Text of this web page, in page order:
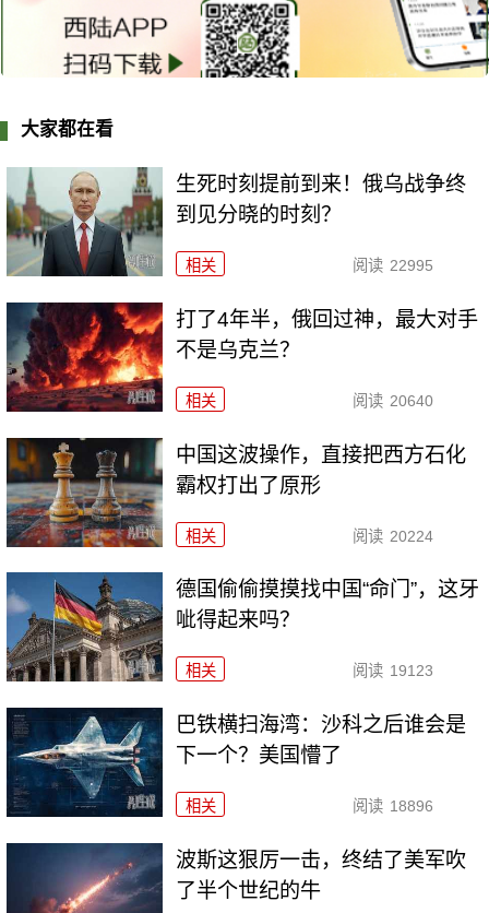
大家都在看
生死时刻提前到来！俄乌战争终
到见分晓的时刻？
相关 阅读 22995
打了4年半，俄回过神，最大对手
不是乌克兰？
相关 阅读 20640
中国这波操作，直接把西方石化
霸权打出了原形
相关 阅读 20224
德国偷偷摸摸找中国“命门”，这牙
呲得起来吗？
相关 阅读 19123
巴铁横扫海湾：沙科之后谁会是
下一个？美国懵了
相关 阅读 18896
波斯这狠厉一击，终结了美军吹
了半个世纪的牛